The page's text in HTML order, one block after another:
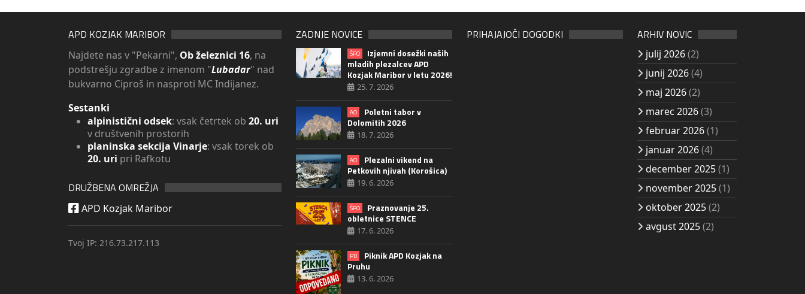
APD KOZJAK MARIBOR
Najdete nas v "Pekarni", Ob železnici 16, na
podstrešju zgradbe z imenom "Lubadar" nad
bukvarno Ciproš in nasproti MC Indijanez.
Sestanki
alpinistični odsek: vsak četrtek ob 20. uri
v društvenih prostorih
planinska sekcija Vinarje: vsak torek ob
20. uri pri Rafkotu
DRUŽBENA OMREŽJA
APD Kozjak Maribor
Tvoj IP: 216.73.217.113
ZADNJE NOVICE
ŠPO
Izjemni dosežki naših
mladih plezalcev APD
Kozjak Maribor v letu 2026!
25. 7. 2026
AO
Poletni tabor v
Dolomitih 2026
18. 7. 2026
AO
Plezalni vikend na
Petkovih njivah (Korošica)
19. 6. 2026
ŠPO
Praznovanje 25.
obletnice STENCE
17. 6. 2026
PD
Piknik APD Kozjak na
Pruhu
13. 6. 2026
PRIHAJAJOČI DOGODKI ARHIV NOVIC
julij 2026(2)
junij 2026(4)
maj 2026(2)
marec 2026(3)
februar 2026(1)
januar 2026(4)
december 2025(1)
november 2025(1)
oktober 2025(2)
avgust 2025(2)